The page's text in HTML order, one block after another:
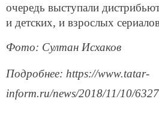
очередь выступали
и детских, и взрослых
Фото: Султан Исхаков
Подробнее: https://www.tatar-
inform.ru/news/2018/11/10/